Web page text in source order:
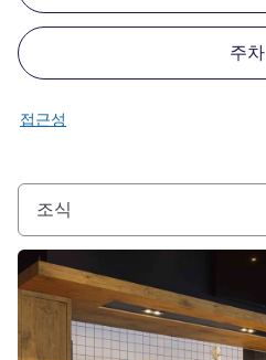
주차
접근성
조식
세부 정보 보기